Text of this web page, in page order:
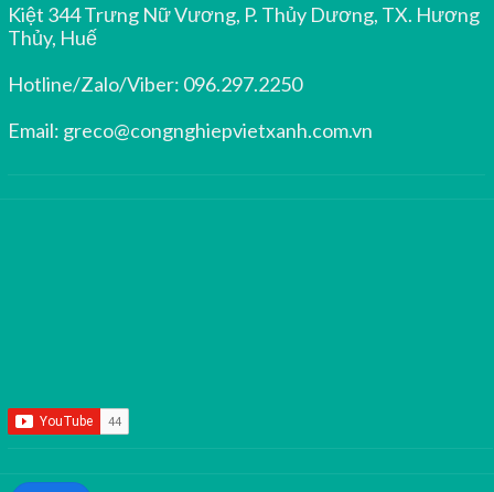
Kiệt 344 Trưng Nữ Vương, P. Thủy Dương, TX. Hương
Thủy, Huế
Hotline/Zalo/Viber: 096.297.2250
Email: greco@congnghiepvietxanh.com.vn